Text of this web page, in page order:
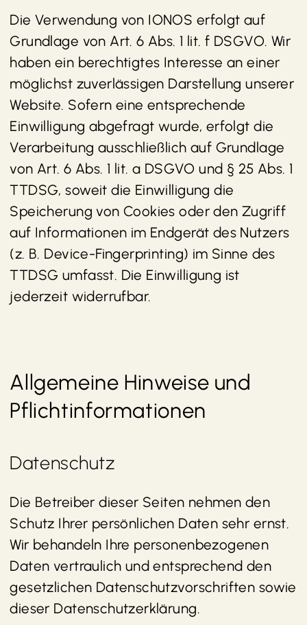
Die Verwendung von IONOS erfolgt auf
Grundlage von Art. 6 Abs. 1 lit. f DSGVO. Wir
haben ein berechtigtes Interesse an einer
möglichst zuverlässigen Darstellung unserer
Website. Sofern eine entsprechende
Einwilligung abgefragt wurde, erfolgt die
Verarbeitung ausschließlich auf Grundlage
von Art. 6 Abs. 1 lit. a DSGVO und § 25 Abs. 1
TTDSG, soweit die Einwilligung die
Speicherung von Cookies oder den Zugriff
auf Informationen im Endgerät des Nutzers
(z. B. Device-Fingerprinting) im Sinne des
TTDSG umfasst. Die Einwilligung ist
jederzeit widerrufbar.
Allgemeine Hinweise und
Pflicht­informationen
Datenschutz
Die Betreiber dieser Seiten nehmen den
Schutz Ihrer persönlichen Daten sehr ernst.
Wir behandeln Ihre personenbezogenen
Daten vertraulich und entsprechend den
gesetzlichen Datenschutzvorschriften sowie
dieser Datenschutzerklärung.